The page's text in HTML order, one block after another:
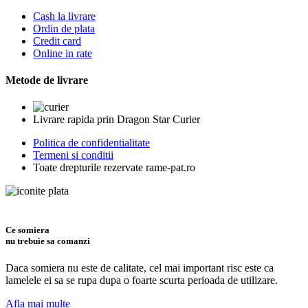
Cash la livrare
Ordin de plata
Credit card
Online in rate
Metode de livrare
Livrare rapida prin Dragon Star Curier
Politica de confidentialitate
Termeni si conditii
Toate drepturile rezervate rame-pat.ro
Ce somiera
nu trebuie sa comanzi
Daca somiera nu este de calitate, cel mai important risc este ca
lamelele ei sa se rupa dupa o foarte scurta perioada de utilizare.
Afla mai multe